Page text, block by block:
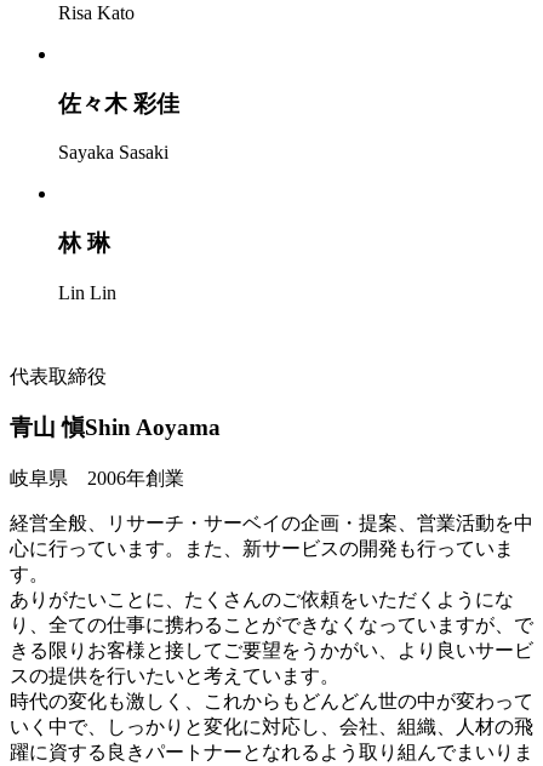
Risa Kato
佐々木 彩佳
Sayaka Sasaki
林 琳
Lin Lin
代表取締役
青山 愼Shin Aoyama
岐阜県 2006年創業
経営全般、リサーチ・サーベイの企画・提案、営業活動を中
心に行っています。また、新サービスの開発も行っていま
す。
ありがたいことに、たくさんのご依頼をいただくようにな
り、全ての仕事に携わることができなくなっていますが、で
きる限りお客様と接してご要望をうかがい、より良いサービ
スの提供を行いたいと考えています。
時代の変化も激しく、これからもどんどん世の中が変わって
いく中で、しっかりと変化に対応し、会社、組織、人材の飛
躍に資する良きパートナーとなれるよう取り組んでまいりま